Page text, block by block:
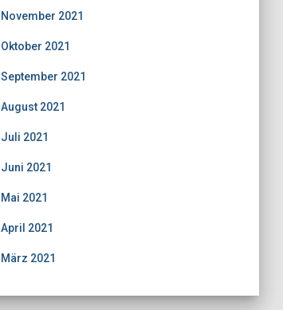
November 2021
Oktober 2021
September 2021
August 2021
Juli 2021
Juni 2021
Mai 2021
April 2021
März 2021